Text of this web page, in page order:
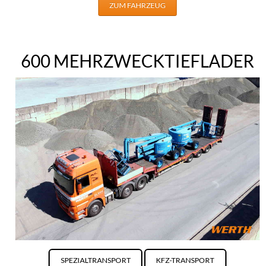
ZUM FAHRZEUG
600 MEHRZWECKTIEFLADER
SPEZIALTRANSPORT KFZ-TRANSPORT